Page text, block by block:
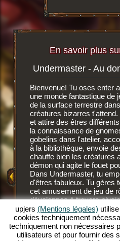
En savoir plus
tu
Undermaster - Au
Bienvenue! Tu oses enter
une monde fantastique de
de la surface terrestre
créatures bizarres
et attire des êtres
la connaissance de
gobelins dans l'atelier,
à la bibliothèque, envoie
chauffe bien les créatures
démon qui agite le fouet
Dans Undermaster, tu
d'êtres fabuleux. Tu gères
cet amusement de jeu de
développes à travers
avec des superbes objets,
illumine le décor avec des
couleurs. Découvre les
rôle en ligne extraordinaire
upjers (Mentions légales)
cookies techniquement
techniquement non nécessaires
utilisateurs et pour fournir des